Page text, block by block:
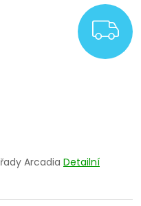
Arcadia Detailní